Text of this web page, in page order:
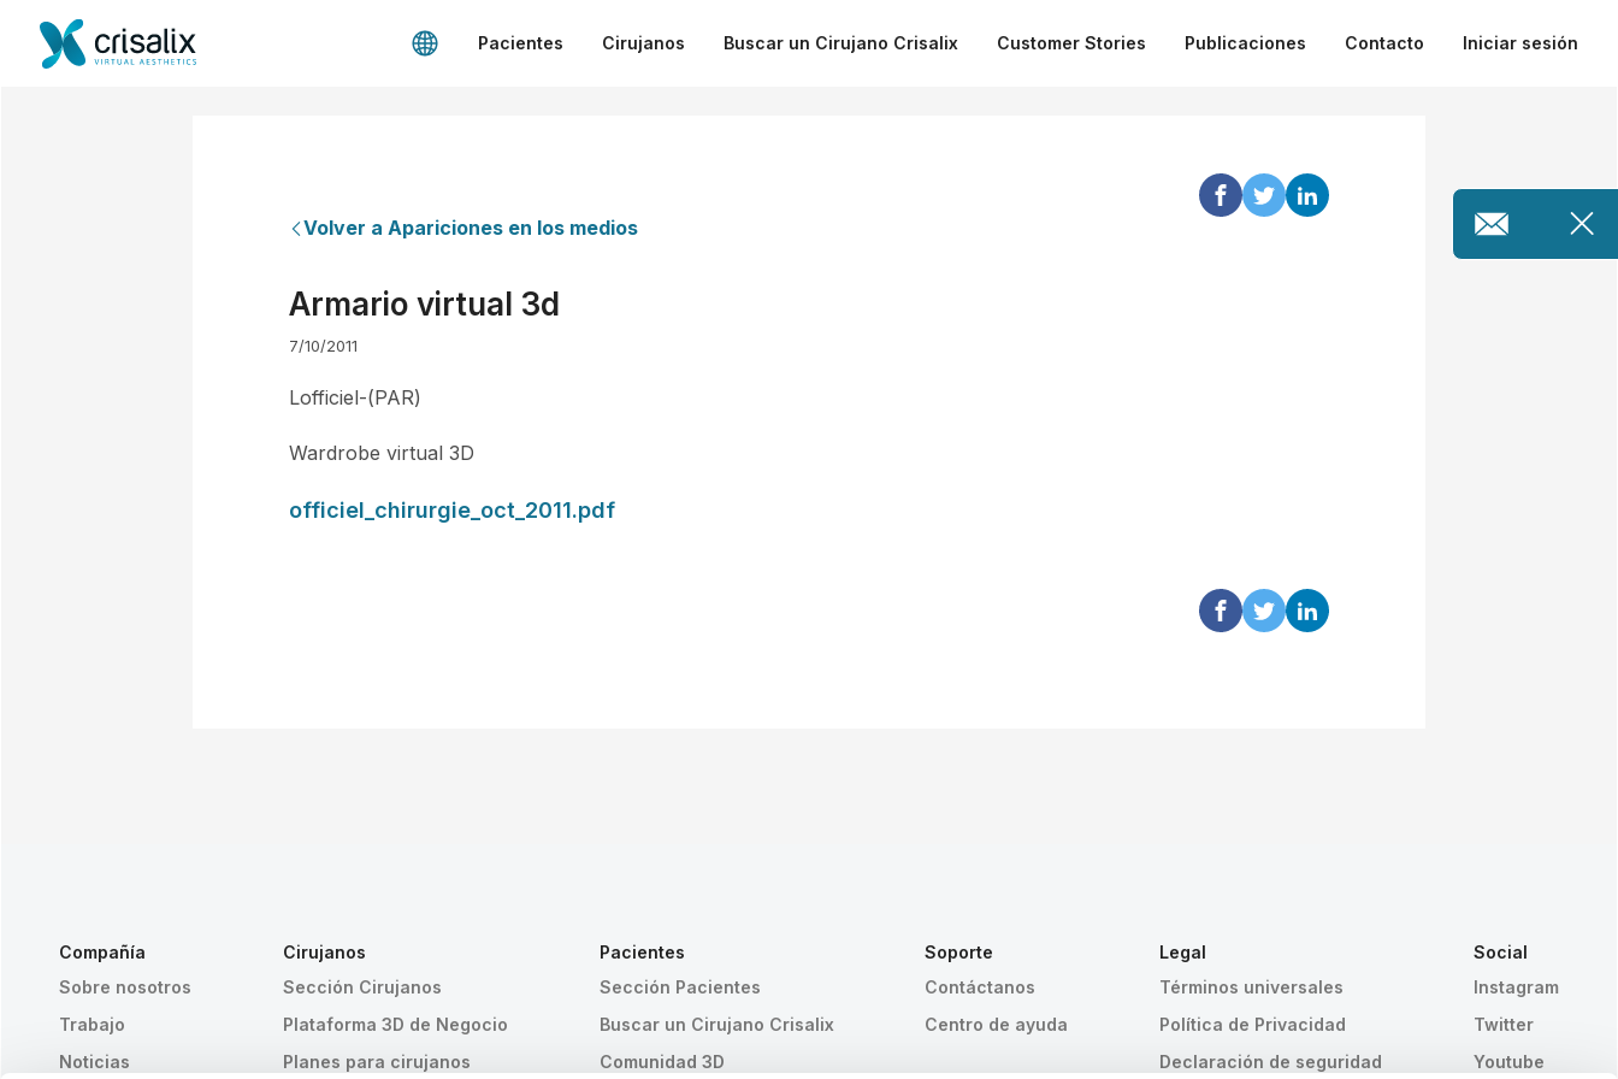
Pacientes Cirujanos Buscar un Cirujano Crisalix Customer Stories Publicaciones Contacto Iniciar sesión
Volver a Apariciones en los medios
Armario virtual 3d
7/10/2011
Lofficiel-(PAR)
Wardrobe virtual 3D
officiel_chirurgie_oct_2011.pdf
Compañía
Sobre nosotros
Trabajo
Noticias
Cirujanos
Sección Cirujanos
Plataforma 3D de Negocio
Planes para cirujanos
Pacientes
Sección Pacientes
Buscar un Cirujano Crisalix
Comunidad 3D
Soporte
Contáctanos
Centro de ayuda
Legal
Términos universales
Política de Privacidad
Declaración de seguridad
Social
Instagram
Twitter
Youtube